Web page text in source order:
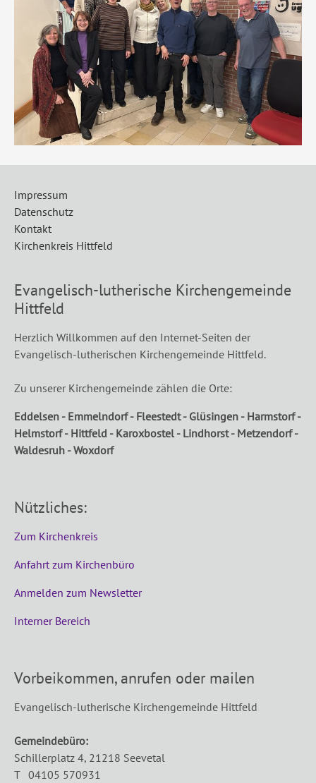
Impressum
Datenschutz
Kontakt
Kirchenkreis Hittfeld
Evangelisch-lutherische Kirchengemeinde
Hittfeld
Herzlich Willkommen auf den Internet-Seiten der
Evangelisch-lutherischen Kirchengemeinde Hittfeld.
Zu unserer Kirchengemeinde zählen die Orte:
Eddelsen - Emmelndorf - Fleestedt - Glüsingen - Harmstorf -
Helmstorf - Hittfeld - Karoxbostel - Lindhorst - Metzendorf -
Waldesruh - Woxdorf
Nützliches:
Zum Kirchenkreis
Anfahrt zum Kirchenbüro
Anmelden zum Newsletter
Interner Bereich
Vorbeikommen, anrufen oder mailen
Evangelisch-lutherische Kirchengemeinde Hittfeld
Gemeindebüro:
Schillerplatz 4, 21218 Seevetal
T 04105 570931